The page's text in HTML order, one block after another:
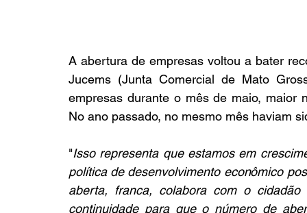
A abertura de empresas voltou a bater
Jucems (Junta Comercial de Mato
empresas durante o mês de maio, maior
No ano passado, no mesmo mês haviam
"Isso representa que estamos em
política de desenvolvimento econômico
aberta, franca, colabora com o
continuidade para que o número de